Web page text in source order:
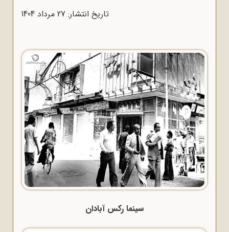
تاریخ انتشار: 27 مرداد 1404
سینما رکس آبادان